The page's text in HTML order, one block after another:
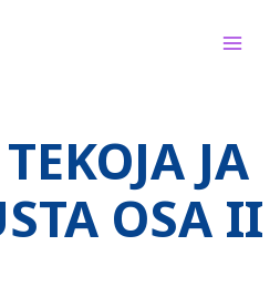
JA
OSA II